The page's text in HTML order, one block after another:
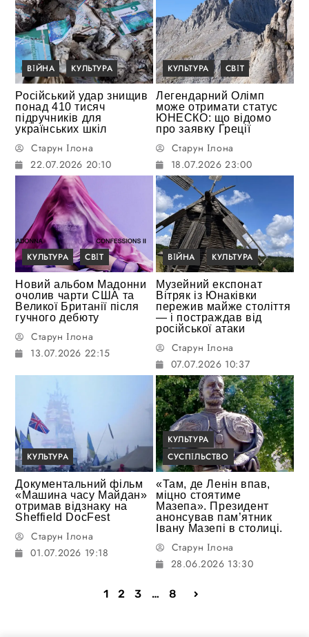
ВІЙНА КУЛЬТУРА
Російський удар знищив
понад 410 тисяч
підручників для
українських шкіл
Старун Ілона
22.07.2026 20:10
КУЛЬТУРА СВІТ
Легендарний Олімп
може отримати статус
ЮНЕСКО: що відомо
про заявку Греції
Старун Ілона
18.07.2026 23:00
КУЛЬТУРА СВІТ
Новий альбом Мадонни
очолив чарти США та
Великої Британії після
гучного дебюту
Старун Ілона
13.07.2026 22:15
ВІЙНА КУЛЬТУРА
Музейний експонат
Вітряк із Юнаківки
пережив майже століття
— і постраждав від
російської атаки
Старун Ілона
07.07.2026 10:37
КУЛЬТУРА
Документальний фільм
«Машина часу Майдан»
отримав відзнаку на
Sheffield DocFest
Старун Ілона
01.07.2026 19:18
КУЛЬТУРА
СУСПІЛЬСТВО
«Там, де Ленін впав,
міцно стоятиме
Мазепа». Президент
анонсував пам’ятник
Івану Мазепі в столиці.
Старун Ілона
28.06.2026 13:30
1 2 3 … 8